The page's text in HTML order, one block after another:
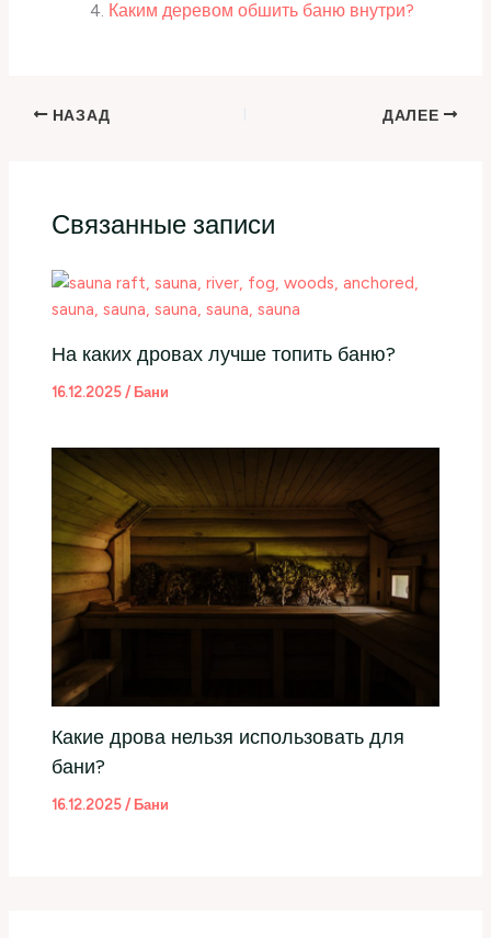
Каким деревом обшить баню внутри?
НАЗАД ДАЛЕЕ
Связанные записи
На каких дровах лучше топить баню?
16.12.2025 / Бани
Какие дрова нельзя использовать для
бани?
16.12.2025/ Бани